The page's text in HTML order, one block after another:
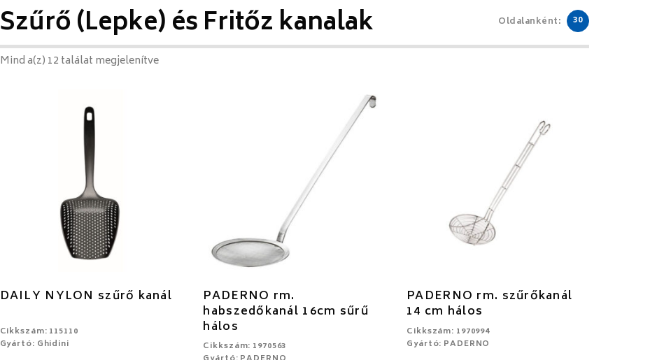
Szűrő (Lepke) és Fritőz kanalak Oldalanként: 30
Mind a(z) 12 találat megjelenítve
DAILY NYLON szűrő kanál
Cikkszám: 115110
Gyártó: Ghidini
PADERNO rm.
habszedőkanál 16cm sűrű
hálos
Cikkszám: 1970563
PADERNO rm. szűrőkanál
14 cm hálos
Cikkszám: 1970994
Gyártó: PADERNO